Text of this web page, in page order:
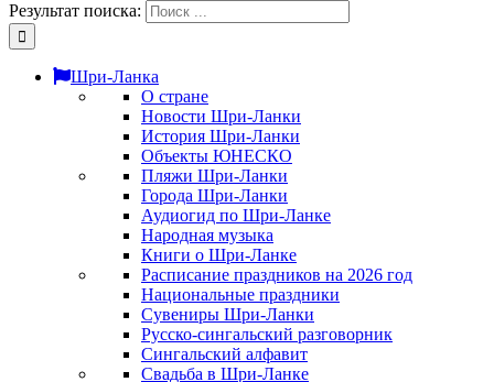
Результат поиска:
Шри-Ланка
О стране
Новости Шри-Ланки
История Шри-Ланки
Объекты ЮНЕСКО
Пляжи Шри-Ланки
Города Шри-Ланки
Аудиогид по Шри-Ланке
Народная музыка
Книги о Шри-Ланке
Расписание праздников на 2026 год
Национальные праздники
Сувениры Шри-Ланки
Русско-сингальский разговорник
Сингальский алфавит
Свадьба в Шри-Ланке